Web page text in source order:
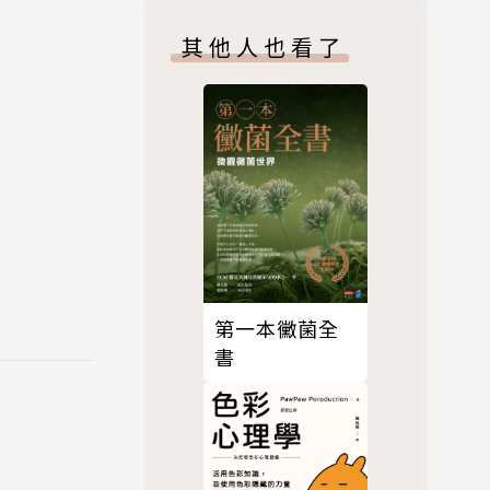
加州理
和 Wellc
年小
學博物
學圖書
其他人也看了
第一本黴菌全
書